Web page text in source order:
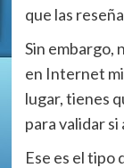
que las
Sin embargo,
en Internet
lugar, tienes
para validar si
Ese es el tipo